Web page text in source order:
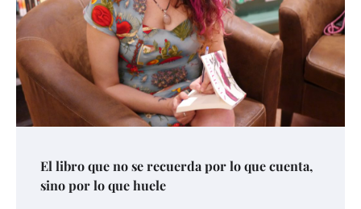
El libro que no se recuerda por lo que cuenta,
sino por lo que huele